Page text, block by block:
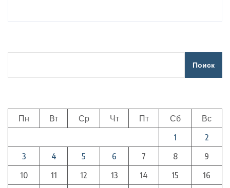
Поиск
Пн Вт Ср Чт Пт Сб
Вс
1
2
3
4 5 6 7 8
9
10
11 12 13 14 15
16